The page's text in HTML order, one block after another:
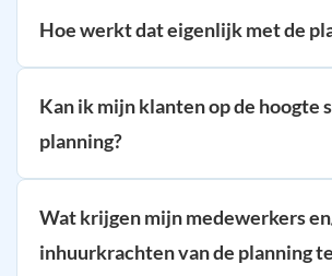
Hoe werkt dat eigenlijk met de
Kan ik mijn klanten op de hoogte
planning?
Wat krijgen mijn medewerkers
inhuurkrachten van de planning